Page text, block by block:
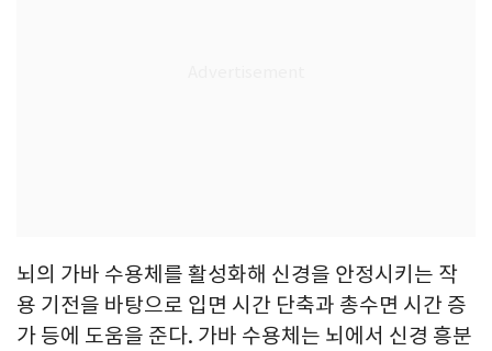
뇌의 가바 수용체를 활성화해 신경을 안정시키는 작
용 기전을 바탕으로 입면 시간 단축과 총수면 시간 증
가 등에 도움을 준다. 가바 수용체는 뇌에서 신경 흥분